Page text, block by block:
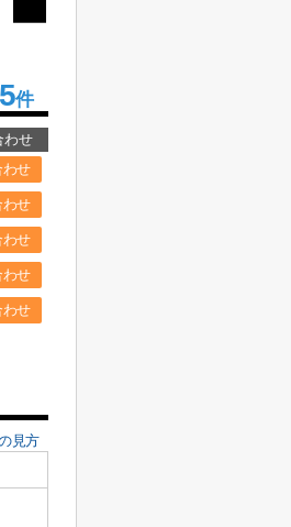
件
わせ
わせ
わせ
わせ
わせ
わせ
見方